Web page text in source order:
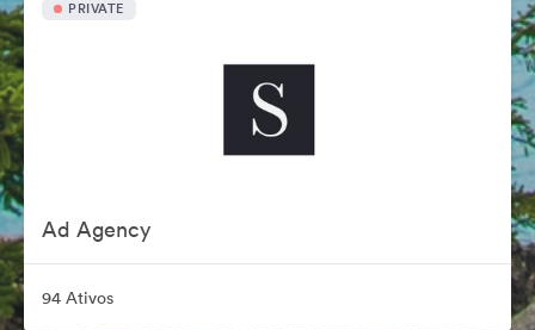
PRIVATE
Ad Agency
94 Ativos